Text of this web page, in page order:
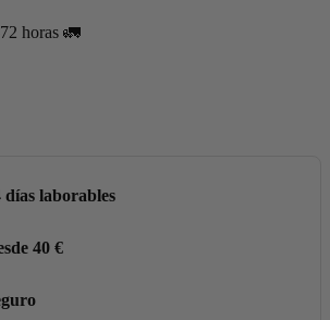
horas 🚛
días laborables
40 €